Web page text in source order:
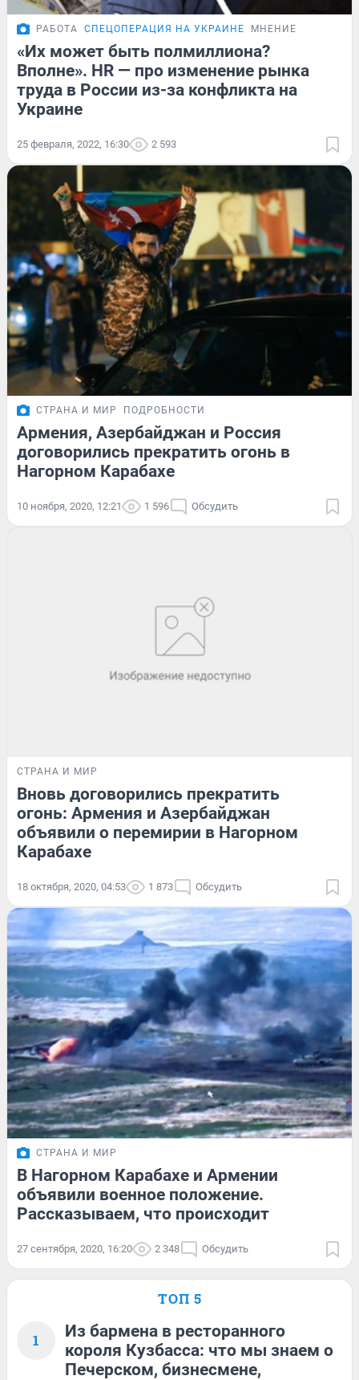
РАБОТА СПЕЦОПЕРАЦИЯ НА УКРАИНЕ МНЕНИЕ
«Их может быть полмиллиона?
Вполне». HR — про изменение рынка
труда в России из-за конфликта на
Украине
25 февраля, 2022, 16:30 2 593
СТРАНА И МИР ПОДРОБНОСТИ
Армения, Азербайджан и Россия
договорились прекратить огонь в
Нагорном Карабахе
10 ноября, 2020, 12:21 1 596 Обсудить
СТРАНА И МИР
Вновь договорились прекратить
огонь: Армения и Азербайджан
объявили о перемирии в Нагорном
Карабахе
18 октября, 2020, 04:53 1 873 Обсудить
СТРАНА И МИР
В Нагорном Карабахе и Армении
объявили военное положение.
Рассказываем, что происходит
27 сентября, 2020, 16:20 2 348 Обсудить
ТОП 5
1
Из бармена в ресторанного
короля Кузбасса: что мы знаем о
Печерском, бизнесмене,